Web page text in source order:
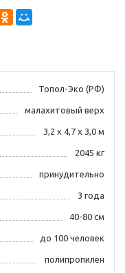
Топол-Эко (РФ)
малахитовый верх
3,2 х 4,7 х 3,0 м
2045 кг
принудительно
3 года
40-80 см
до 100 человек
полипропилен